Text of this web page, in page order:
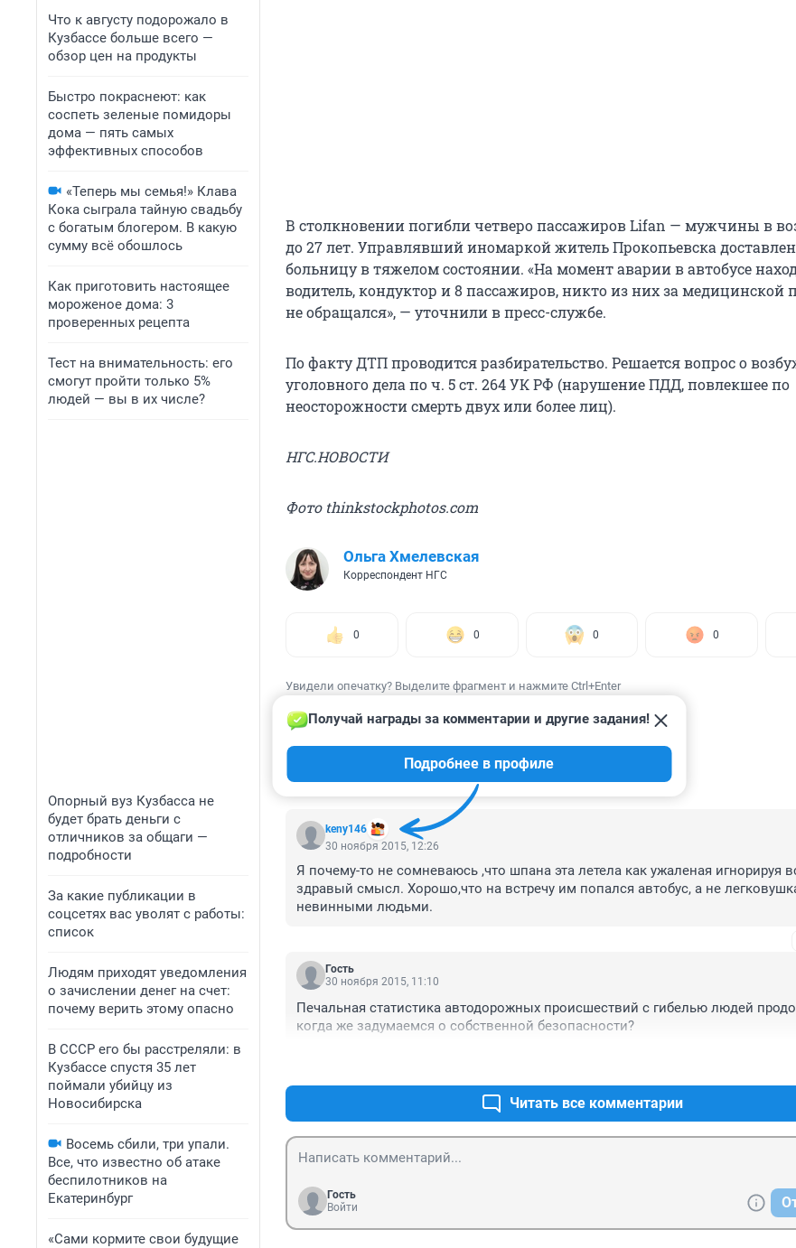
Что к августу подорожало в
Кузбассе больше всего —
обзор цен на продукты
Быстро покраснеют: как
соспеть зеленые помидоры
дома — пять самых
эффективных способов
«Теперь мы семья!» Клава
Кока сыграла тайную свадьбу
с богатым блогером. В какую
сумму всё обошлось
Как приготовить настоящее
мороженое дома: 3
проверенных рецепта
Тест на внимательность: его
смогут пройти только 5%
людей — вы в их числе?
Опорный вуз Кузбасса не
будет брать деньги с
отличников за общаги —
подробности
За какие публикации в
соцсетях вас уволят с работы:
список
Людям приходят уведомления
о зачислении денег на счет:
почему верить этому опасно
В СССР его бы расстреляли: в
Кузбассе спустя 35 лет
поймали убийцу из
Новосибирска
Восемь сбили, три упали.
Все, что известно об атаке
беспилотников на
Екатеринбург
«Сами кормите свои будущие
В столкновении погибли четверо пассажиров Lifan — мужчины в
до 27 лет. Управлявший иномаркой житель Прокопьевска
больницу в тяжелом состоянии. «На момент аварии в автобусе
водитель, кондуктор и 8 пассажиров, никто из них за
не обращался», — уточнили в пресс-службе.
По факту ДТП проводится разбирательство. Решается вопрос о
уголовного дела по ч. 5 ст. 264 УК РФ (нарушение ПДД, повлекшее по
неосторожности смерть двух или более лиц).
НГС.НОВОСТИ
Фото thinkstockphotos.com
Ольга Хмелевская
Корреспондент НГС
0 0 0 0
Увидели опечатку? Выделите фрагмент и нажмите Ctrl+Enter
КОММЕНТАРИИ 3
keny146
Получай награды за комментарии и другие задания!
Подробнее в профиле
30 ноября 2015, 12:26
Я почему-то не сомневаюсь ,что шпана эта летела как ужаленая игнорируя
здравый смысл. Хорошо,что на встречу им попался автобус, а не
невинными людьми.
Гость
30 ноября 2015, 11:10
Печальная статистика автодорожных происшествий с гибелью людей
когда же задумаемся о собственной безопасности?
Читать все комментарии
Гость
Войти